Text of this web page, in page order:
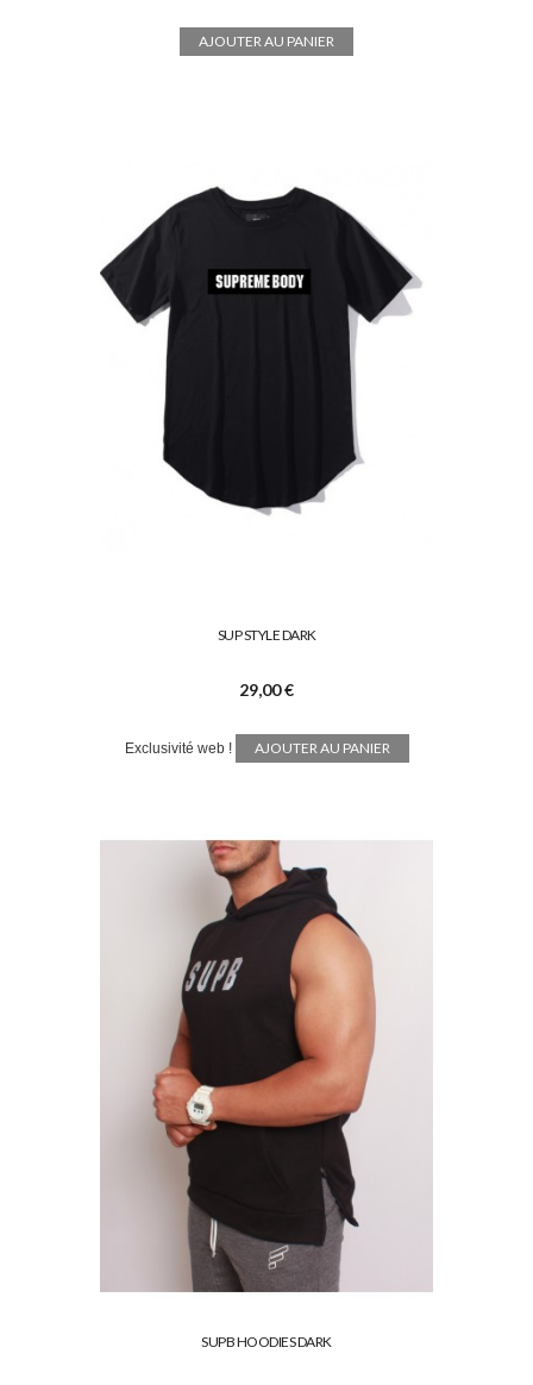
AJOUTER AU PANIER
SUP STYLE DARK
29,00 €
Exclusivité web ! AJOUTER AU PANIER
SUPB HOODIES DARK